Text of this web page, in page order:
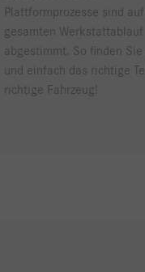
Plattformprozesse sind
gesamten Werkstattablauf
abgestimmt. So finden Sie
und einfach das richtige
richtige Fahrzeug!